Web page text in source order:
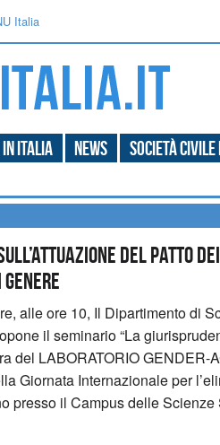
Italia
in Italia News Società
del patto
alle ore 10, Il Dipartimento di
il seminario “La
del LABORATORIO
Giornata Internazionale per
presso il Campus delle